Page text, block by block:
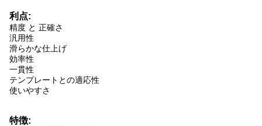
利点:
精度 と 正確さ
汎用性
滑らかな仕上げ
効率性
一貫性
テンプレートとの適応性
使いやすさ
特徴: